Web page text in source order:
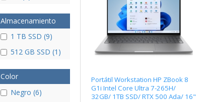
Almacenamiento
1 TB SSD (9)
512 GB SSD (1)
Color
Negro (6)
Portátil Workstation HP ZBook 8
G1i Intel Core Ultra 7-265H/
32GB/ 1TB SSD/ RTX 500 Ada/ 16"